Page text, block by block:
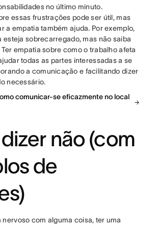
no último minuto.
essas frustrações pode ser útil, mas
a empatia também ajuda. Por exemplo,
esteja sobrecarregado, mas não saiba
empatia sobre como o trabalho afeta
todas as partes interessadas a se
a comunicação e facilitando dizer
necessário.
comunicar-se eficazmente no local
não (com
de
nervoso com alguma coisa, ter uma